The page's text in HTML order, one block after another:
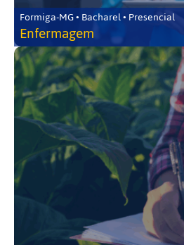
Formiga-MG • Bacharel • Presencial
Enfermagem